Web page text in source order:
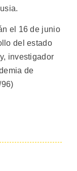
el 16 de junio
del estado
investigador
de